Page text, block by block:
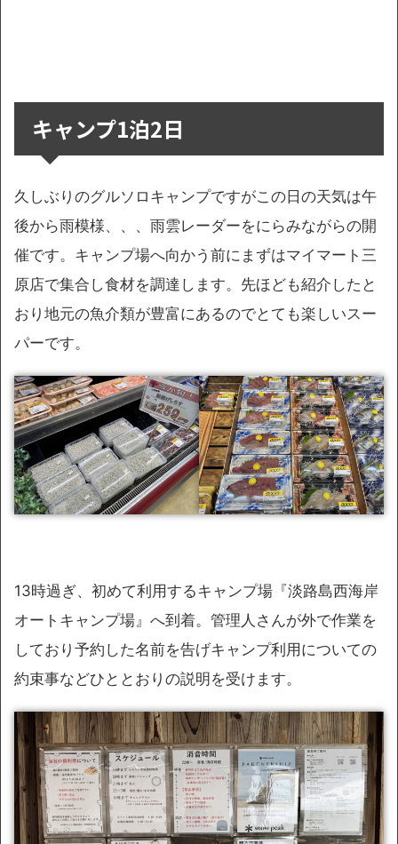
キャンプ1泊2日
久しぶりのグルソロキャンプですがこの日の天気は午
後から雨模様、、、雨雲レーダーをにらみながらの開
催です。キャンプ場へ向かう前にまずはマイマート三
原店で集合し食材を調達します。先ほども紹介したと
おり地元の魚介類が豊富にあるのでとても楽しいスー
パーです。
13時過ぎ、初めて利用するキャンプ場『淡路島西海岸
オートキャンプ場』へ到着。管理人さんが外で作業を
しており予約した名前を告げキャンプ利用についての
約束事などひととおりの説明を受けます。